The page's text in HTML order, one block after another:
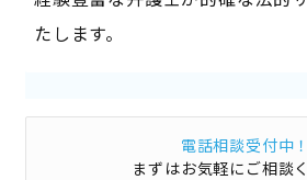
たします。
電話相談受付中！
まずはお気軽にご相談